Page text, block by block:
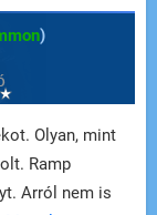
)
Olyan, mint
Ramp
Arról nem is